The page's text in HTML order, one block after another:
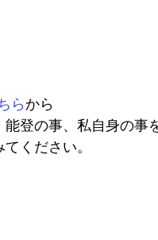
らから
登の事、私自身の事
ください。